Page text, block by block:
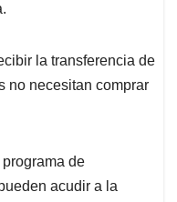
la transferencia de
no necesitan comprar
de
acudir a la